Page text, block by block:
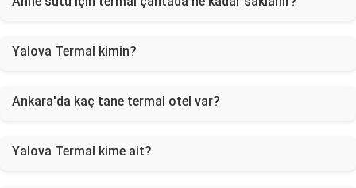
Yalova Termal kimin?
Ankara'da kaç tane termal otel var?
Yalova Termal kime ait?